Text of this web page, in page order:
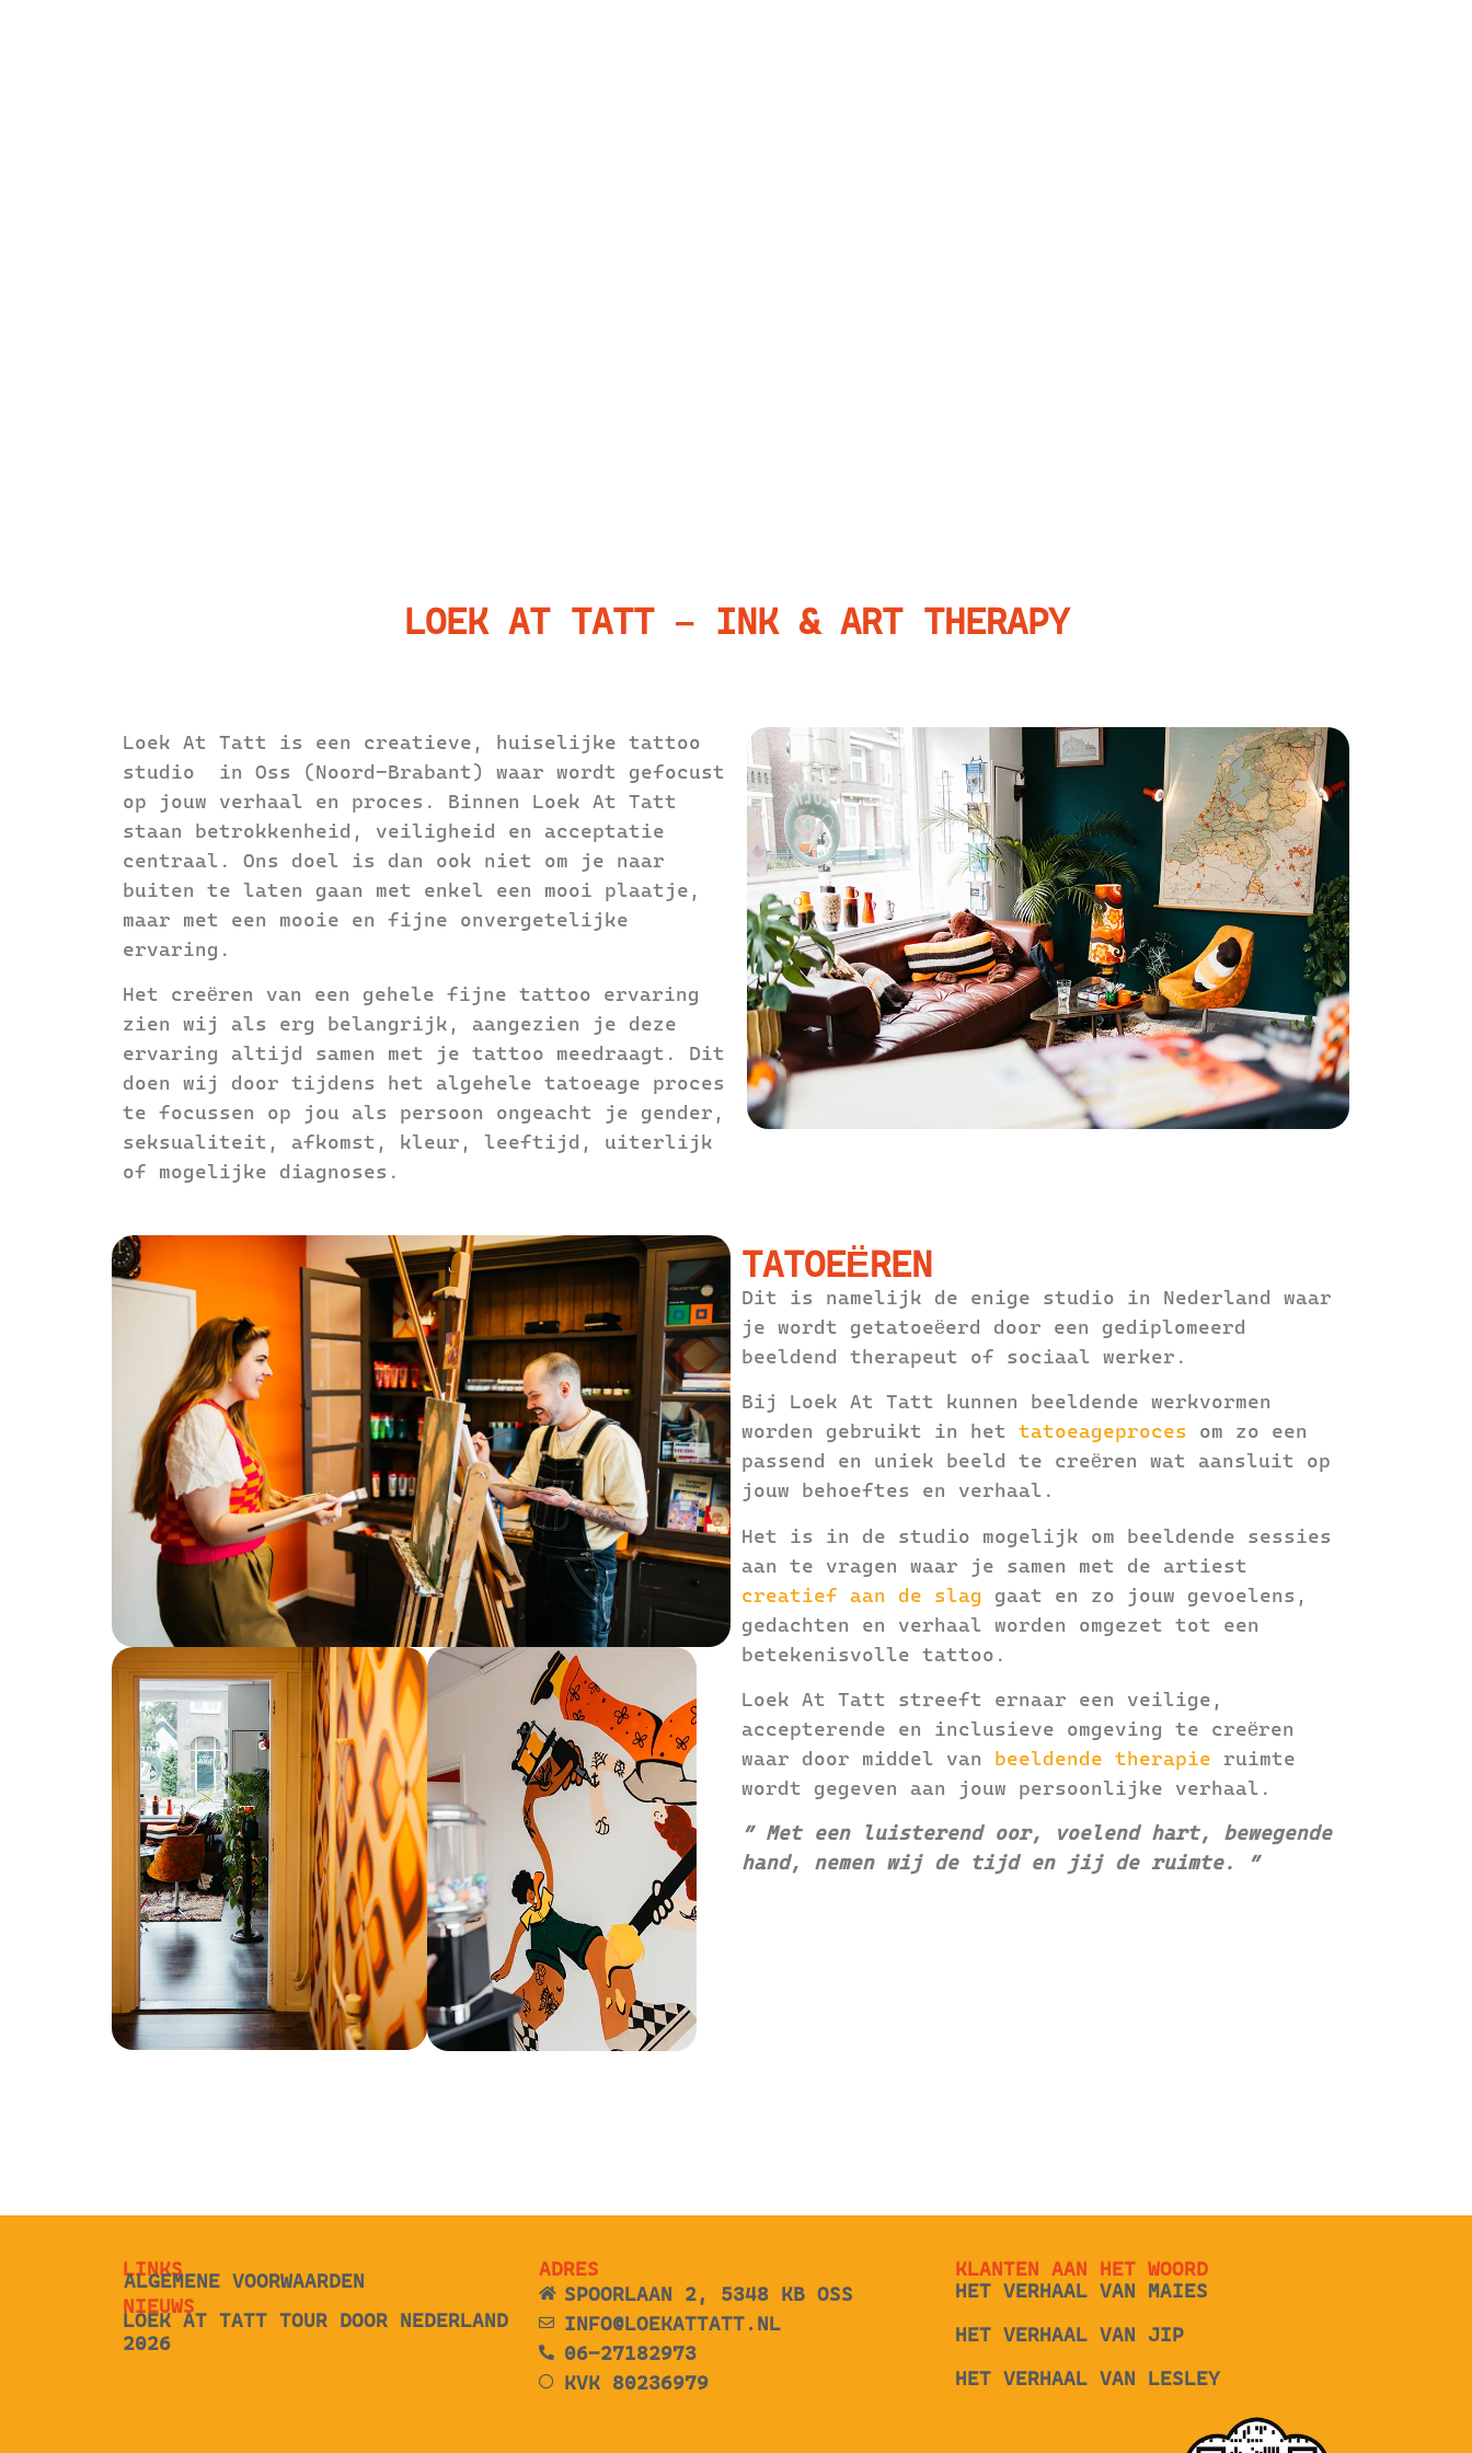
LOEK AT TATT – INK & ART THERAPY
Loek At Tatt is een creatieve, huiselijke tattoo
studio in Oss (Noord-Brabant) waar wordt gefocust
op jouw verhaal en proces. Binnen Loek At Tatt
staan betrokkenheid, veiligheid en acceptatie
centraal. Ons doel is dan ook niet om je naar
buiten te laten gaan met enkel een mooi plaatje,
maar met een mooie en fijne onvergetelijke
ervaring.
Het creëren van een gehele fijne tattoo ervaring
zien wij als erg belangrijk, aangezien je deze
ervaring altijd samen met je tattoo meedraagt. Dit
doen wij door tijdens het algehele tatoeage proces
te focussen op jou als persoon ongeacht je gender,
seksualiteit, afkomst, kleur, leeftijd, uiterlijk
of mogelijke diagnoses.
TATOEËREN
Dit is namelijk de enige studio in Nederland waar
je wordt getatoeëerd door een gediplomeerd
beeldend therapeut of sociaal werker.
Bij Loek At Tatt kunnen beeldende werkvormen
worden gebruikt in het tatoeageproces om zo een
passend en uniek beeld te creëren wat aansluit op
jouw behoeftes en verhaal.
Het is in de studio mogelijk om beeldende sessies
aan te vragen waar je samen met de artiest
creatief aan de slag gaat en zo jouw gevoelens,
gedachten en verhaal worden omgezet tot een
betekenisvolle tattoo.
Loek At Tatt streeft ernaar een veilige,
accepterende en inclusieve omgeving te creëren
waar door middel van beeldende therapie ruimte
wordt gegeven aan jouw persoonlijke verhaal.
” Met een luisterend oor, voelend hart, bewegende
hand, nemen wij de tijd en jij de ruimte. ”
LINKS
ALGEMENE VOORWAARDEN
NIEUWS
LOEK AT TATT TOUR DOOR NEDERLAND
2026
ADRES
SPOORLAAN 2, 5348 KB OSS
INFO@LOEKATTATT.NL
06-27182973
KVK 80236979
KLANTEN AAN HET WOORD
HET VERHAAL VAN MAIES
HET VERHAAL VAN JIP
HET VERHAAL VAN LESLEY